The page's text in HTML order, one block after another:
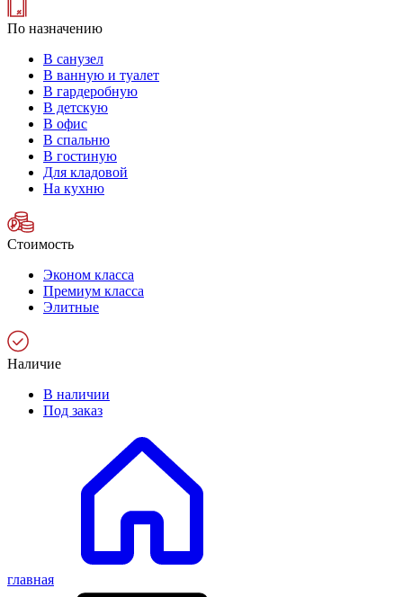
По назначению
В санузел
В ванную и туалет
В гардеробную
В детскую
В офис
В спальню
В гостиную
Для кладовой
На кухню
Стоимость
Эконом класса
Премиум класса
Элитные
Наличие
В наличии
Под заказ
главная